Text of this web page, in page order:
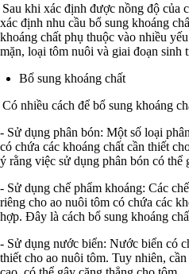
Sau khi xác định được nồng độ của
xác định nhu cầu bổ sung khoáng
khoáng chất phụ thuộc vào nhiều
mặn, loại tôm nuôi và giai đoạn sinh
Bổ sung khoáng chất
Có nhiều cách để bổ sung khoáng
- Sử dụng phân bón: Một số loại
có chứa các khoáng chất cần thiết
ý rằng việc sử dụng phân bón có thể
- Sử dụng chế phẩm khoáng: Các
riêng cho ao nuôi tôm có chứa các
hợp. Đây là cách bổ sung khoáng
- Sử dụng nước biển: Nước biển có
thiết cho ao nuôi tôm. Tuy nhiên,